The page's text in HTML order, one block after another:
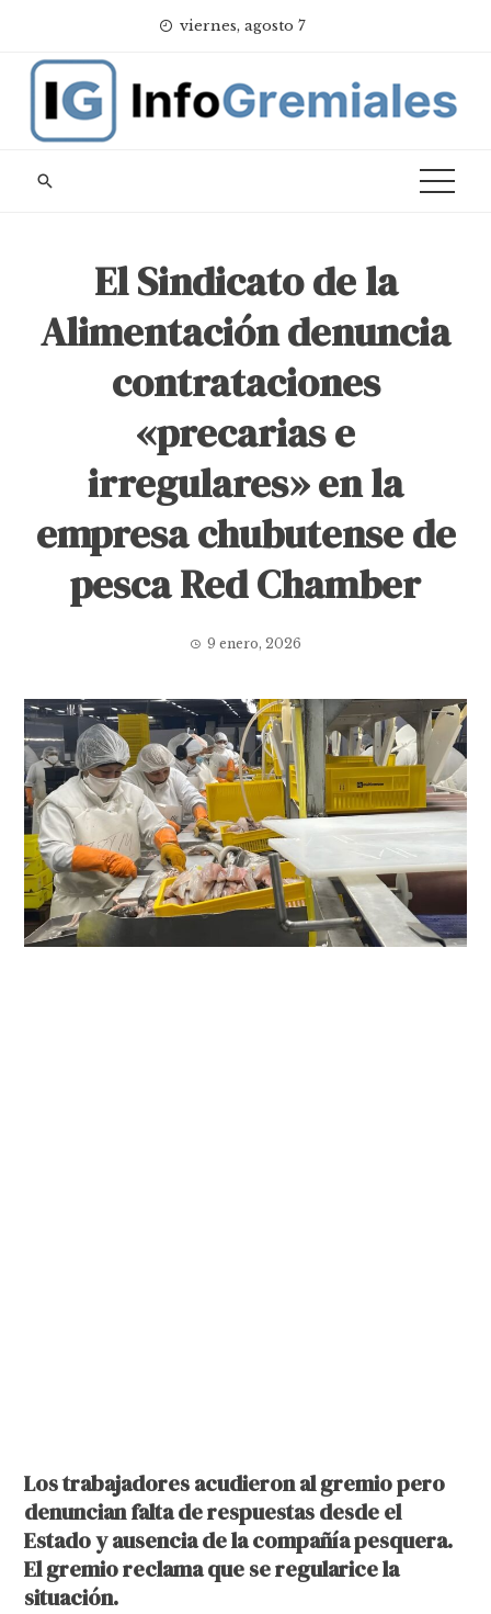
content
viernes, agosto 7
El Sindicato de la
Alimentación denuncia
contrataciones
«precarias e
irregulares» en la
empresa chubutense de
pesca Red Chamber
9 enero, 2026
Los trabajadores acudieron al gremio pero
denuncian falta de respuestas desde el
Estado y ausencia de la compañía pesquera.
El gremio reclama que se regularice la
situación.